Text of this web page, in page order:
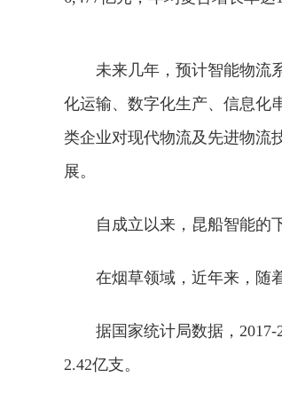
未来几年，预计智能物流
化运输、数字化生产、信息化
类企业对现代物流及先进物流
展。
自成立以来，昆船智能的
在烟草领域，近年来，随
据国家统计局数据，2017-
2.42亿支。